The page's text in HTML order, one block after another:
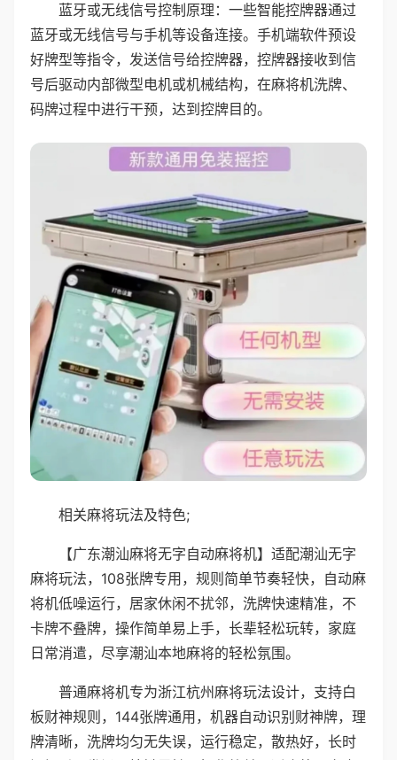
蓝牙或无线信号控制原理：一些智能控牌器通过
蓝牙或无线信号与手机等设备连接。手机端软件预设
好牌型等指令，发送信号给控牌器，控牌器接收到信
号后驱动内部微型电机或机械结构，在麻将机洗牌、
码牌过程中进行干预，达到控牌目的。
相关麻将玩法及特色;
【广东潮汕麻将无字自动麻将机】适配潮汕无字
麻将玩法，108张牌专用，规则简单节奏轻快，自动麻
将机低噪运行，居家休闲不扰邻，洗牌快速精准，不
卡牌不叠牌，操作简单易上手，长辈轻松玩转，家庭
日常消遣，尽享潮汕本地麻将的轻松氛围。
普通麻将机专为浙江杭州麻将玩法设计，支持白
板财神规则，144张牌通用，机器自动识别财神牌，理
牌清晰，洗牌均匀无失误，运行稳定，散热好，长时